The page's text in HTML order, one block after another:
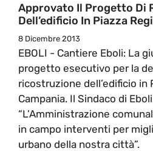
Approvato Il Progetto Di
Dell’edificio In Piazza
8 Dicembre 2013
EBOLI - Cantiere Eboli: La
progetto esecutivo per la
ricostruzione dell’edificio in
Campania. Il Sindaco di
“L’Amministrazione
in campo interventi per
urbano della nostra città”.